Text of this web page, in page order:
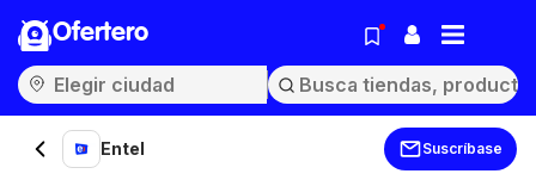
Ofertero
Entel Suscríbase